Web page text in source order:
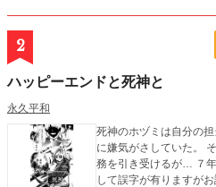
2
ハッピーエンドと死神と
永久平和
死神のホヅミは自分の
に嫌気がさしていた。
務を引き受けるが… ７年前のアナログ作品。 初っ端写植ミス
して誤字が有りますがお